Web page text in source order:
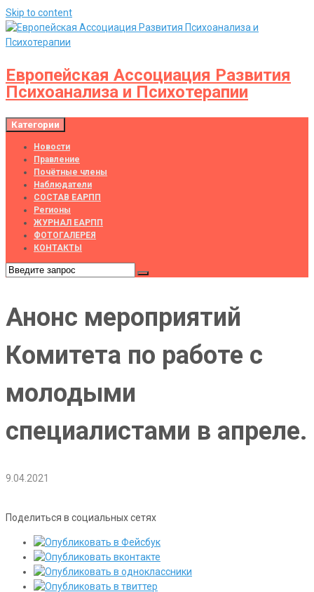
Skip to content
Европейская Ассоциация Развития
Психоанализа и Психотерапии
Категории
Новости
Правление
Почётные члены
Наблюдатели
СОСТАВ ЕАРПП
Регионы
ЖУРНАЛ ЕАРПП
ФОТОГАЛЕРЕЯ
КОНТАКТЫ
Анонс мероприятий
Комитета по работе с
молодыми
специалистами в апреле.
9.04.2021
Поделиться в социальных сетях